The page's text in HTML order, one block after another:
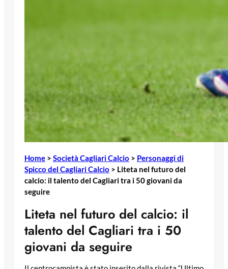
Home > Società Cagliari Calcio > Personaggi di
Spicco del Cagliari Calcio > Liteta nel futuro del
calcio: il talento del Cagliari tra i 50 giovani da
seguire
Liteta nel futuro del calcio: il
talento del Cagliari tra i 50
giovani da seguire